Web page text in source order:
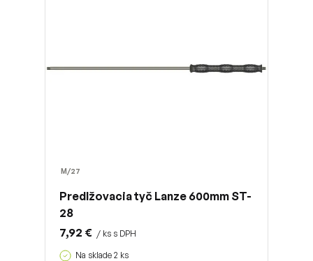
M/27
Predlžovacia tyč Lanze 600mm ST-
28
7,92 € / ks s DPH
Na sklade 2 ks